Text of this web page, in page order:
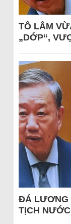
TÔ LÂM
„DỚP“,
ĐÁ LƯƠNG
TỊCH NƯỚC